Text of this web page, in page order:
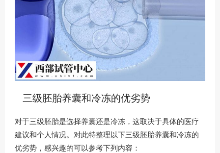
三级胚胎养囊和冷冻的优劣势
对于三级胚胎是选择养囊还是冷冻，这取决于具体的医疗
建议和个人情况。对此特整理以下三级胚胎养囊和冷冻的
优劣势，感兴趣的可以参考下列内容：